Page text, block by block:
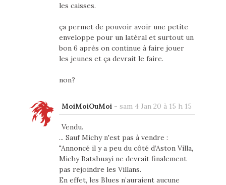
les caisses.
ça permet de pouvoir avoir une petite
enveloppe pour un latéral et surtout un
bon 6 après on continue à faire jouer
les jeunes et ça devrait le faire.
non?
MoiMoiOuMoi - sam 4 Jan 20 à 15 h 15
Vendu.
... Sauf Michy n'est pas à vendre :
"Annoncé il y a peu du côté d’Aston Villa,
Michy Batshuayi ne devrait finalement
pas rejoindre les Villans.
En effet, les Blues n’auraient aucune